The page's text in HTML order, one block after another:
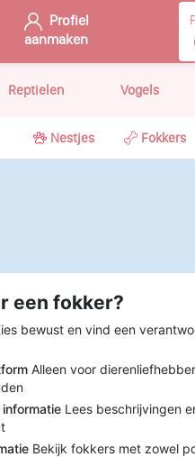
Profiel
aanmaken
Reptielen Vogels
Nestjes Fokkers
een fokker?
bewust en vind een
Alleen voor
Lees beschrijvingen
Bekijk fokkers met zowel